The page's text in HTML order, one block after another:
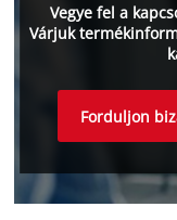
Vegye fel a
Várjuk
Forduljon